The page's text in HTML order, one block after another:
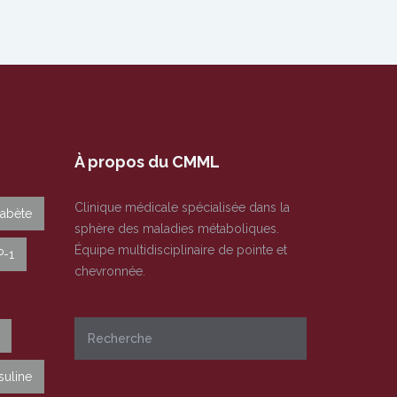
1
À propos du CMML
Clinique médicale spécialisée dans la
sphère des maladies métaboliques.
Équipe multidisciplinaire de pointe et
chevronnée.